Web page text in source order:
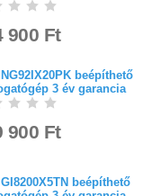
900 Ft
beépíthető
3 év garancia
900 Ft
beépíthető